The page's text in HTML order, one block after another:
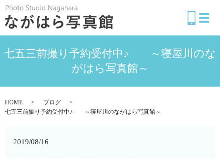
メ
七五三前撮り予約受付中♪ ～寝屋川のな
がはら写真館～
HOME
ブログ
七五三前撮り予約受付中♪ ～寝屋川のながはら写真館～
2019/08/16